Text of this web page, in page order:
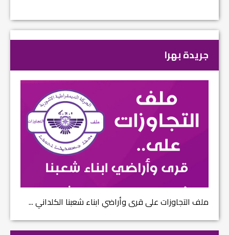
جريدة بهرا
ملف التجاوزات على قرى وأراضي ابناء شعبنا الكلداني ...